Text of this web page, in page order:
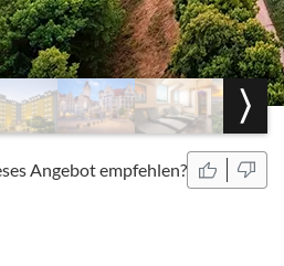
Angebot empfehlen?